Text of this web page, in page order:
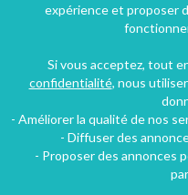
expérience et proposer
Si vous acceptez, tout
confidentialité, nous
- Améliorer la qualité de nos
- Diffuser des
- Proposer des annonces